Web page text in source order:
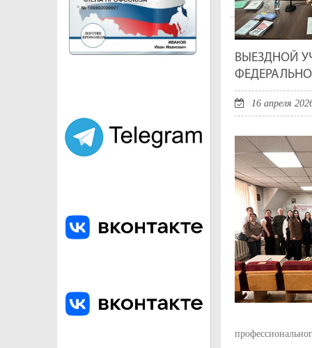
город Улан-Удэ. Население 426 650 (2015).
ПАМЯТНИК ВЛАДИМИРУ ИЛЬИЧУ ЛЕНИНУ
Скульптурное изваяние головы Владимира Ильича
установленное в центре города на площади Советов.
ВЫЕЗДНОЙ
16 апреля